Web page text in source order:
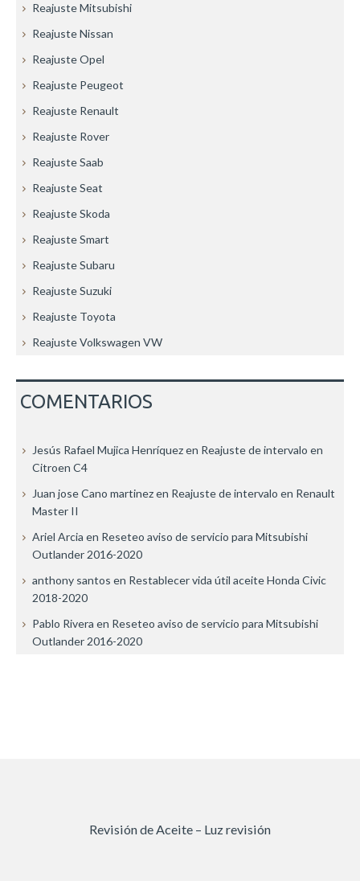
Reajuste Mitsubishi
Reajuste Nissan
Reajuste Opel
Reajuste Peugeot
Reajuste Renault
Reajuste Rover
Reajuste Saab
Reajuste Seat
Reajuste Skoda
Reajuste Smart
Reajuste Subaru
Reajuste Suzuki
Reajuste Toyota
Reajuste Volkswagen VW
COMENTARIOS
Jesús Rafael Mujica Henríquezen Reajuste de intervalo en
Citroen C4
Juan jose Cano martinezen Reajuste de intervalo en Renault
Master II
Ariel Arcia en Reseteo aviso de servicio para Mitsubishi
Outlander 2016-2020
anthony santos en Restablecer vida útil aceite Honda Civic
2018-2020
Pablo Rivera en Reseteo aviso de servicio para Mitsubishi
Outlander 2016-2020
Revisión de Aceite – Luz revisión